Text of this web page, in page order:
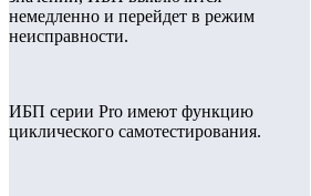
немедленно и перейдет в режим
неисправности.
ИБП серии Pro имеют функцию
циклического самотестирования.